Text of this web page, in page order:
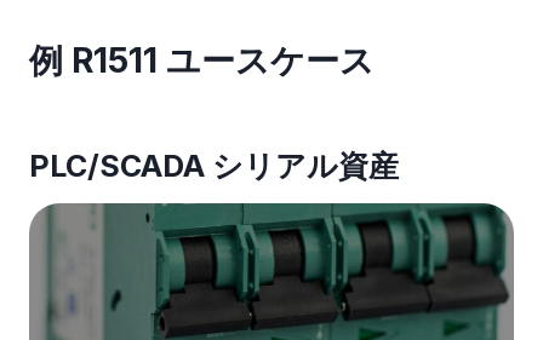
例 R1511 ユースケース
PLC/SCADA シリアル資産